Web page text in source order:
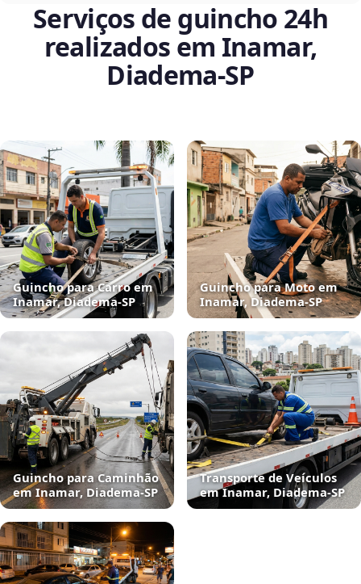
Serviços de guincho 24h
realizados em Inamar,
Diadema‑SP
Guincho para Carro em
Inamar, Diadema‑SP
Guincho para Moto em
Inamar, Diadema‑SP
Guincho para Caminhão
em Inamar, Diadema‑SP
Transporte de Veículos
em Inamar, Diadema‑SP